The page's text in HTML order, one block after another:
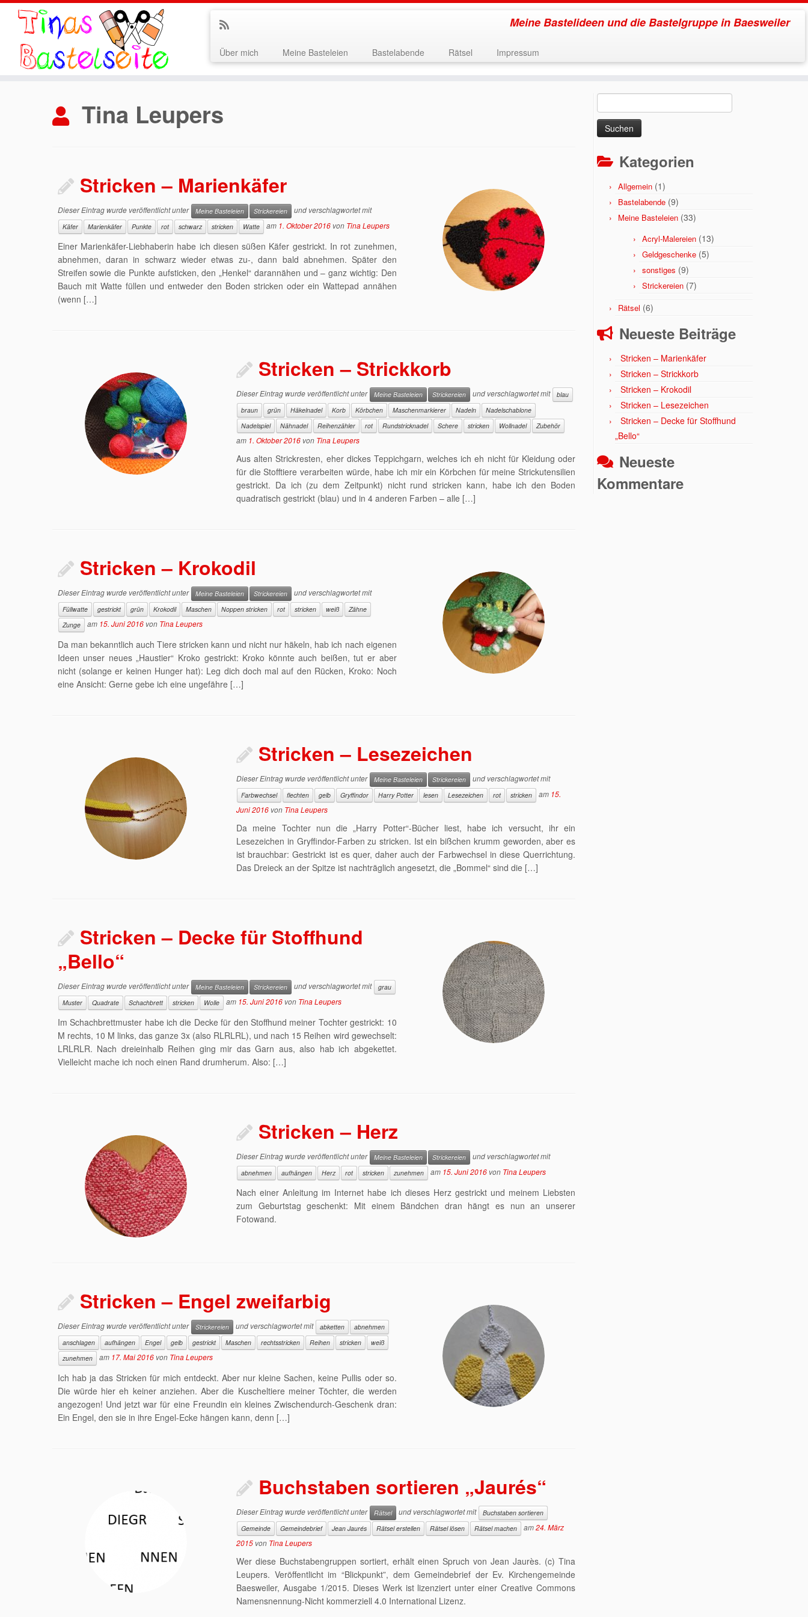
Meine Bastelideen und die Bastelgruppe in Baesweiler
Über mich Meine Basteleien Bastelabende Rätsel Impressum
Tina Leupers
Stricken – Marienkäfer
Dieser Eintrag wurde veröffentlicht unter Meine Basteleien Strickereien und verschlagwortet mit
Käfer Marienkäfer Punkte rot schwarz stricken Watte am 1. Oktober 2016 von Tina Leupers
Einer Marienkäfer-Liebhaberin habe ich diesen süßen Käfer gestrickt. In rot zunehmen,
abnehmen, daran in schwarz wieder etwas zu-, dann bald abnehmen. Später den
Streifen sowie die Punkte aufsticken, den „Henkel“ darannähen und – ganz wichtig: Den
Bauch mit Watte füllen und entweder den Boden stricken oder ein Wattepad annähen
(wenn […]
Stricken – Strickkorb
Dieser Eintrag wurde veröffentlicht unter Meine Basteleien Strickereien und verschlagwortet mit
blau
braun
grün Häkelnadel Korb Körbchen Maschenmarkierer Nadeln
Nadelschablone
Nadelspiel
Nähnadel Reihenzähler rot Rundstricknadel Schere stricken Wollnadel Zubehör
am 1. Oktober 2016 von Tina Leupers
Aus alten Strickresten, eher dickes Teppichgarn, welches ich eh nicht für Kleidung oder
für die Stofftiere verarbeiten würde, habe ich mir ein Körbchen für meine Strickutensilien
gestrickt. Da ich (zu dem Zeitpunkt) nicht rund stricken kann, habe ich den Boden
quadratisch gestrickt (blau) und in 4 anderen Farben – alle […]
Stricken – Krokodil
Dieser Eintrag wurde veröffentlicht unter Meine Basteleien Strickereien und verschlagwortet mit
Füllwatte gestrickt grün Krokodil Maschen Noppen stricken rot stricken weiß
Zähne
Zunge
am 15. Juni 2016 von Tina Leupers
Da man bekanntlich auch Tiere stricken kann und nicht nur häkeln, hab ich nach eigenen
Ideen unser neues „Haustier“ Kroko gestrickt: Kroko könnte auch beißen, tut er aber
nicht (solange er keinen Hunger hat): Leg dich doch mal auf den Rücken, Kroko: Noch
eine Ansicht: Gerne gebe ich eine ungefähre […]
Stricken – Lesezeichen
Dieser Eintrag wurde veröffentlicht unter Meine Basteleien Strickereien und verschlagwortet mit
Farbwechsel flechten gelb Gryffindor Harry Potter lesen Lesezeichen rot stricken am 15.
Juni 2016 von Tina Leupers
Da meine Tochter nun die „Harry Potter“-Bücher liest, habe ich versucht, ihr ein
Lesezeichen in Gryffindor-Farben zu stricken. Ist ein bißchen krumm geworden, aber es
ist brauchbar: Gestrickt ist es quer, daher auch der Farbwechsel in diese Querrichtung.
Das Dreieck an der Spitze ist nachträglich angesetzt, die „Bommel“ sind die […]
Stricken – Decke für Stoffhund
„Bello“
Dieser Eintrag wurde veröffentlicht unter Meine Basteleien Strickereien und verschlagwortet mit
grau
Muster
Quadrate Schachbrett stricken Wolle am 15. Juni 2016 von Tina Leupers
Im Schachbrettmuster habe ich die Decke für den Stoffhund meiner Tochter gestrickt: 10
M rechts, 10 M links, das ganze 3x (also RLRLRL), und nach 15 Reihen wird gewechselt:
LRLRLR. Nach dreieinhalb Reihen ging mir das Garn aus, also hab ich abgekettet.
Vielleicht mache ich noch einen Rand drumherum. Also: […]
Stricken – Herz
Dieser Eintrag wurde veröffentlicht unter Meine Basteleien Strickereien und verschlagwortet mit
abnehmen aufhängen Herz rot stricken zunehmen am 15. Juni 2016 von Tina Leupers
Nach einer Anleitung im Internet habe ich dieses Herz gestrickt und meinem Liebsten
zum Geburtstag geschenkt: Mit einem Bändchen dran hängt es nun an unserer
Fotowand.
Stricken – Engel zweifarbig
Dieser Eintrag wurde veröffentlicht unter Strickereien und verschlagwortet mit abketten
abnehmen
anschlagen
aufhängen Engel gelb gestrickt Maschen rechtsstricken Reihen stricken
weiß
zunehmen
am 17. Mai 2016 von Tina Leupers
Ich hab ja das Stricken für mich entdeckt. Aber nur kleine Sachen, keine Pullis oder so.
Die würde hier eh keiner anziehen. Aber die Kuscheltiere meiner Töchter, die werden
angezogen! Und jetzt war für eine Freundin ein kleines Zwischendurch-Geschenk dran:
Ein Engel, den sie in ihre Engel-Ecke hängen kann, denn […]
Buchstaben sortieren „Jaurés“
Dieser Eintrag wurde veröffentlicht unter Rätsel und verschlagwortet mit
Buchstaben sortieren
Gemeinde
Gemeindebrief Jean Jaurés Rätsel erstellen Rätsel lösen Rätsel machen am24. März
2015 von Tina Leupers
Wer diese Buchstabengruppen sortiert, erhält einen Spruch von Jean Jaurès. (c) Tina
Leupers. Veröffentlicht im “Blickpunkt”, dem Gemeindebrief der Ev. Kirchengemeinde
Baesweiler, Ausgabe 1/2015. Dieses Werk ist lizenziert unter einer Creative Commons
Namensnennung-Nicht kommerziell 4.0 International Lizenz.
nach:
Kategorien
Allgemein (1)
Bastelabende (9)
Meine Basteleien (33)
Acryl-Malereien (13)
Geldgeschenke (5)
sonstiges (9)
Strickereien (7)
Rätsel (6)
Neueste Beiträge
Stricken – Marienkäfer
Stricken – Strickkorb
Stricken – Krokodil
Stricken – Lesezeichen
Stricken – Decke für Stoffhund
„Bello“
Neueste
Kommentare